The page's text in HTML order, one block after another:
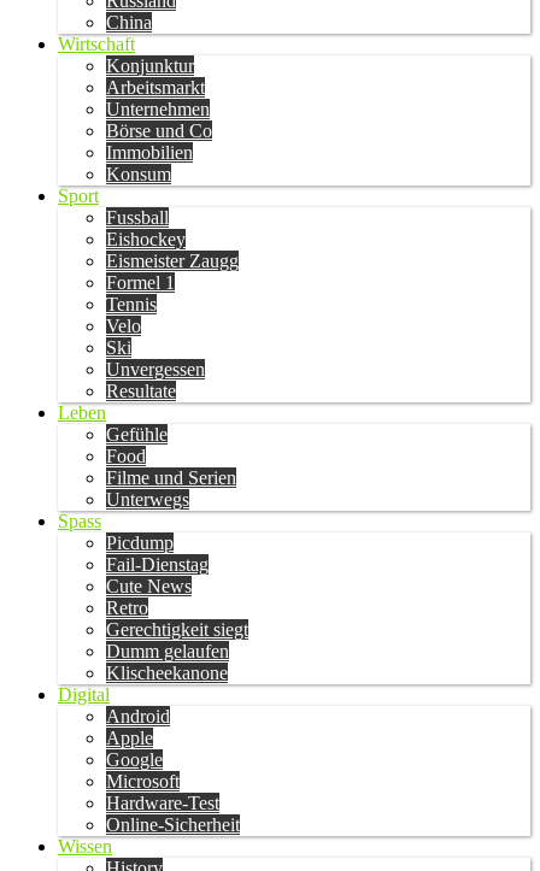
China
Wirtschaft
Konjunktur
Arbeitsmarkt
Unternehmen
Börse und Co
Immobilien
Konsum
Sport
Fussball
Eishockey
Eismeister Zaugg
Formel 1
Tennis
Velo
Ski
Unvergessen
Resultate
Leben
Gefühle
Food
Filme und Serien
Unterwegs
Spass
Picdump
Fail-Dienstag
Cute News
Retro
Gerechtigkeit siegt
Dumm gelaufen
Klischeekanone
Digital
Android
Apple
Google
Microsoft
Hardware-Test
Online-Sicherheit
Wissen